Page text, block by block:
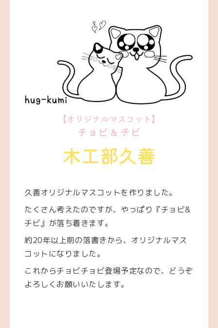
久善オリジナルマスコットを作りました。
たくさん考えたのですが、やっぱり『チョビ&
チビ』が落ち着きます。
約20年以上前の落書きから、オリジナルマス
コットになりました。
これからチョビチョビ登場予定なので、どうぞ
よろしくお願いいたします。